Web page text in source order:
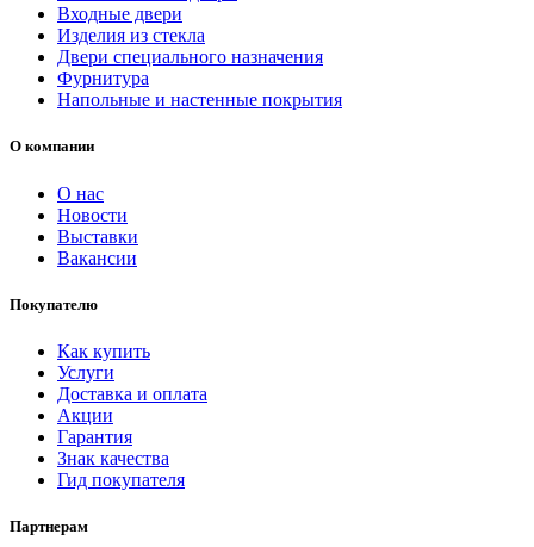
Входные двери
Изделия из стекла
Двери специального назначения
Фурнитура
Напольные и настенные покрытия
О компании
О нас
Новости
Выставки
Вакансии
Покупателю
Как купить
Услуги
Доставка и оплата
Акции
Гарантия
Знак качества
Гид покупателя
Партнерам